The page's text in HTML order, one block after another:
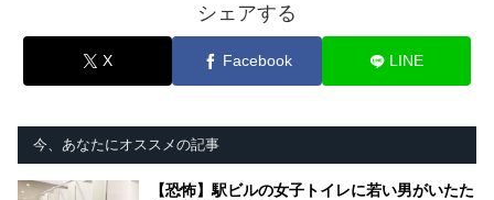
シェアする
X Facebook LINE
今、あなたにオススメの記事
【恐怖】駅ビルの女子トイレに若い男がいたた